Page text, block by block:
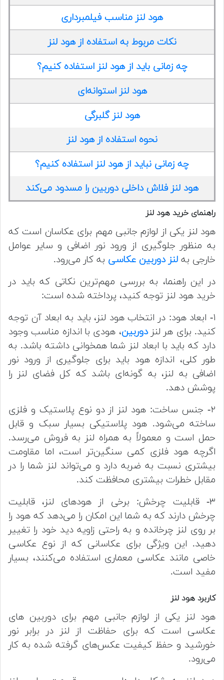
هود لنز مناسب فیلمبرداری
نکات مربوط به استفاده از هود لنز
چه زمانی باید از هود لنز استفاده کنیم؟
هود لنز استوانه‌ای
هود لنز گلبرگی
نحوه استفاده از هود لنز
چه زمانی نباید از هود لنز استفاده کنیم؟
هود لنز فلاش داخلی دوربین را مسدود می‌کند
راهنمای خرید هود لنز
هود لنز یکی از لوازم جانبی مهم برای عکاسان است که
به منظور جلوگیری از ورود نور اضافی و سایر عوامل
خارجی به لنز دوربین عکاسی به کار می‌رود.
در این راهنما، به بررسی مهم‌ترین نکاتی که باید در
خرید هود لنز توجه کنید، پرداخته شده است:
۱- ابعاد هود: در انتخاب هود لنز، باید به ابعاد آن توجه
کنید. برای هر لنزدوربین، هودی با اندازه مناسب وجود
دارد که باید با ابعاد لنز شما همخوانی داشته باشد. به
طور کلی، اندازه هود باید برای جلوگیری از ورود نور
اضافی به لنز، به گونه‌ای باشد که کل فضای لنز را
پوشش دهد.
۲- جنس ساخت: هود لنز از دو نوع پلاستیک و فلزی
ساخته می‌شود. هود پلاستیکی بسیار سبک و قابل
حمل است و معمولاً به همراه لنز به فروش می‌رسد.
اگرچه هود فلزی کمی سنگین‌تر است، اما مقاومت
بیشتری نسبت به ضربه دارد و می‌تواند لنز شما را در
مقابل خطرات بیشتری محافظت کند.
۳- قابلیت چرخش: برخی از هودهای لنز، قابلیت
چرخش دارند که به شما این امکان را می‌دهد که هود را
بر روی لنز چرخانده و به راحتی زاویه دید خود را تغییر
دهید. این ویژگی برای عکاسانی که از نوع عکاسی
خاصی مانند عکاسی معماری استفاده می‌کنند، بسیار
مفید است.
کاربرد هود لنز
هود لنز یکی از لوازم جانبی مهم برای دوربین های
عکاسی است که برای حفاظت از لنز در برابر نور
خورشید و حفظ کیفیت عکس‌های گرفته شده به کار
می‌رود.